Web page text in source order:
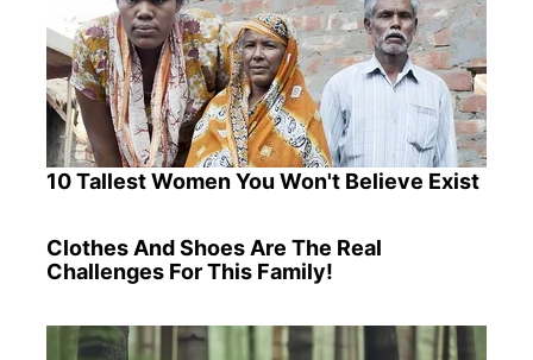
10 Tallest Women You Won't Believe Exist
Clothes And Shoes Are The Real
Challenges For This Family!